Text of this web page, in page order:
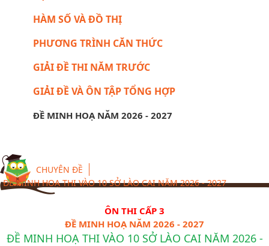
HÀM SỐ VÀ ĐỒ THỊ
PHƯƠNG TRÌNH CĂN THỨC
GIẢI ĐỀ THI NĂM TRƯỚC
GIẢI ĐỀ VÀ ÔN TẬP TỔNG HỢP
ĐỀ MINH HOẠ NĂM 2026 - 2027
CHUYÊN ĐỀ
ĐỀ MINH HOẠ THI VÀO 10 SỞ LÀO CAI NĂM 2026 - 2027
ÔN THI CẤP 3
ĐỀ MINH HOẠ NĂM 2026 - 2027
ĐỀ MINH HOẠ THI VÀO 10 SỞ LÀO CAI NĂM 2026 -